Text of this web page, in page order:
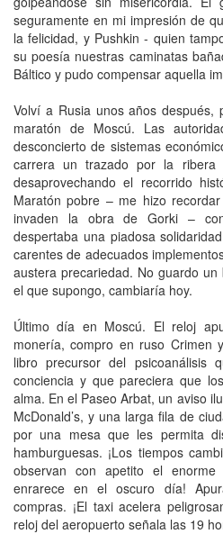
seguramente en mi impresión de
la felicidad, y Pushkin - quien
su poesía nuestras caminatas
Báltico y pudo compensar aquella
Volví a Rusia unos años
maratón de Moscú. Las
desconcierto de sistemas
carrera un trazado por la ribera
desaprovechando el recorrido
Maratón pobre – me hizo
invaden la obra de Gorki – con
despertaba una piadosa
carentes de adecuados
austera precariedad. No guardo
el que supongo, cambiaría hoy.
Último día en Moscú. El reloj
monería, compro en ruso Crimen
libro precursor del psicoanálisis
conciencia y que pareciera que
alma. En el Paseo Arbat, un aviso
McDonald’s, y una larga fila de
por una mesa que les permita
hamburguesas. ¡Los tiempos
observan con apetito el
enrarece en el oscuro día!
compras. ¡El taxi acelera
reloj del aeropuerto señala las 19